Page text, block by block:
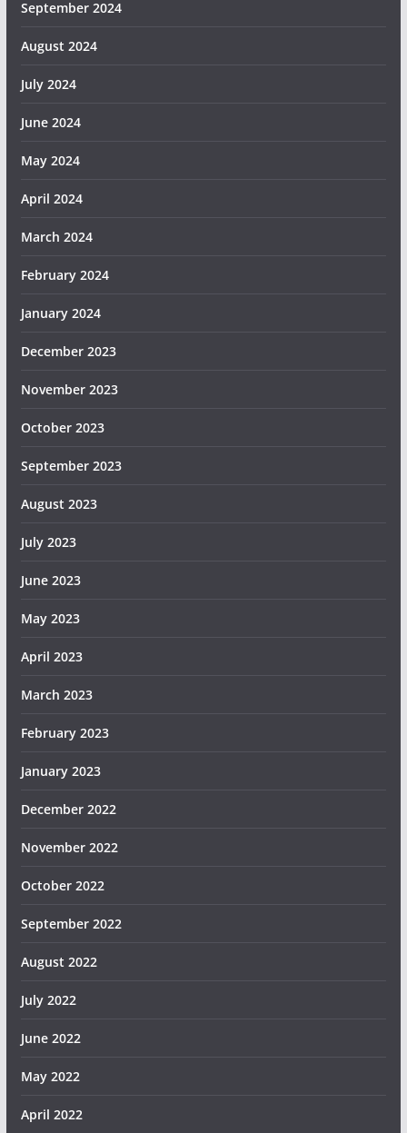
September 2024
August 2024
July 2024
June 2024
May 2024
April 2024
March 2024
February 2024
January 2024
December 2023
November 2023
October 2023
September 2023
August 2023
July 2023
June 2023
May 2023
April 2023
March 2023
February 2023
January 2023
December 2022
November 2022
October 2022
September 2022
August 2022
July 2022
June 2022
May 2022
April 2022